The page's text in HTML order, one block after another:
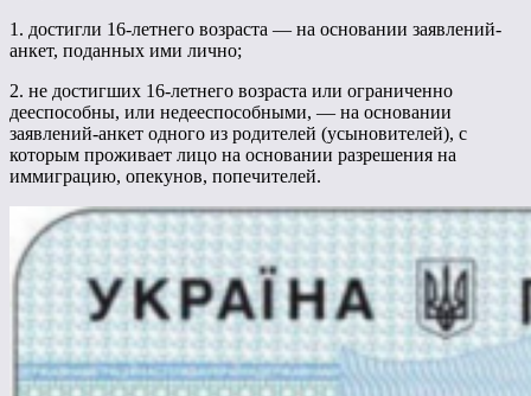
1. достигли 16-летнего возраста — на основании заявлений-
анкет, поданных ими лично;
2. не достигших 16-летнего возраста или ограниченно
дееспособны, или недееспособными, — на основании
заявлений-анкет одного из родителей (усыновителей), с
которым проживает лицо на основании разрешения на
иммиграцию, опекунов, попечителей.